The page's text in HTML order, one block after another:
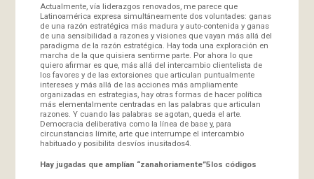
Actualmente, vía liderazgos renovados, me parece que
Latinoamérica expresa simultáneamente dos voluntades: ganas
de una razón estratégica más madura y auto-contenida y ganas
de una sensibilidad a razones y visiones que vayan más allá del
paradigma de la razón estratégica. Hay toda una exploración en
marcha de la que quisiera sentirme parte. Por ahora lo que
quiero afirmar es que, más allá del intercambio clientelista de
los favores y de las extorsiones que articulan puntualmente
intereses y más allá de las acciones más ampliamente
organizadas en estrategias, hay otras formas de hacer política
más elementalmente centradas en las palabras que articulan
razones. Y cuando las palabras se agotan, queda el arte.
Democracia deliberativa como la línea de base y, para
circunstancias límite, arte que interrumpe el intercambio
habituado y posibilita desvíos inusitados4.
Hay jugadas que amplían “zanahoriamente”5los códigos